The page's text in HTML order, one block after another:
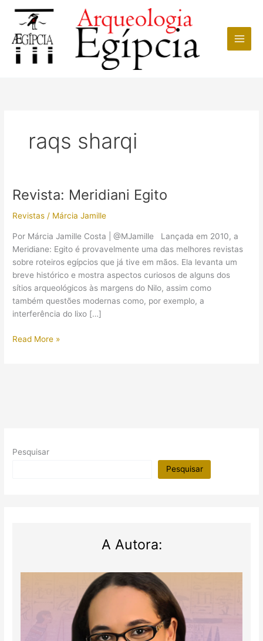
conteúdo
raqs sharqi
Revista: Meridiani Egito
Revistas / Márcia Jamille
Por Márcia Jamille Costa | @MJamille Lançada em 2010, a
Meridiane: Egito é provavelmente uma das melhores revistas
sobre roteiros egípcios que já tive em mãos. Ela levanta um
breve histórico e mostra aspectos curiosos de alguns dos
sítios arqueológicos às margens do Nilo, assim como
também questões modernas como, por exemplo, a
interferência do lixo […]
Revista:
Read More »
Pesquisar
Pesquisar
A Autora: